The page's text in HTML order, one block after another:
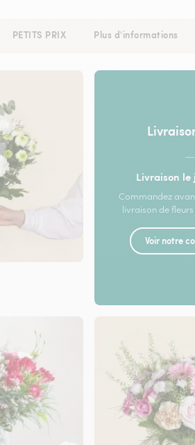
PETITS PRIX Plus d'informations
—
Livraison le
Commandez
livraison de
Voir notre